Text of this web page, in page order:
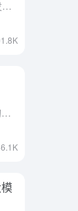
综合介绍 Vision Agent 是由 LandingAI（吴恩达团队） 开发的一个开源项目，托管在 GitHub 上，旨在帮助用户快速生成解决计算机视觉任务的代码。它利用先进的代理框架和多模态模型...
综合介绍 YOLOv12 是由 GitHub 用户 sunsmarterjie 开发的一个开源项目，专注于实时目标检测技术。该项目基于 YOLO（You Only Look Once）系列框架，引入注...